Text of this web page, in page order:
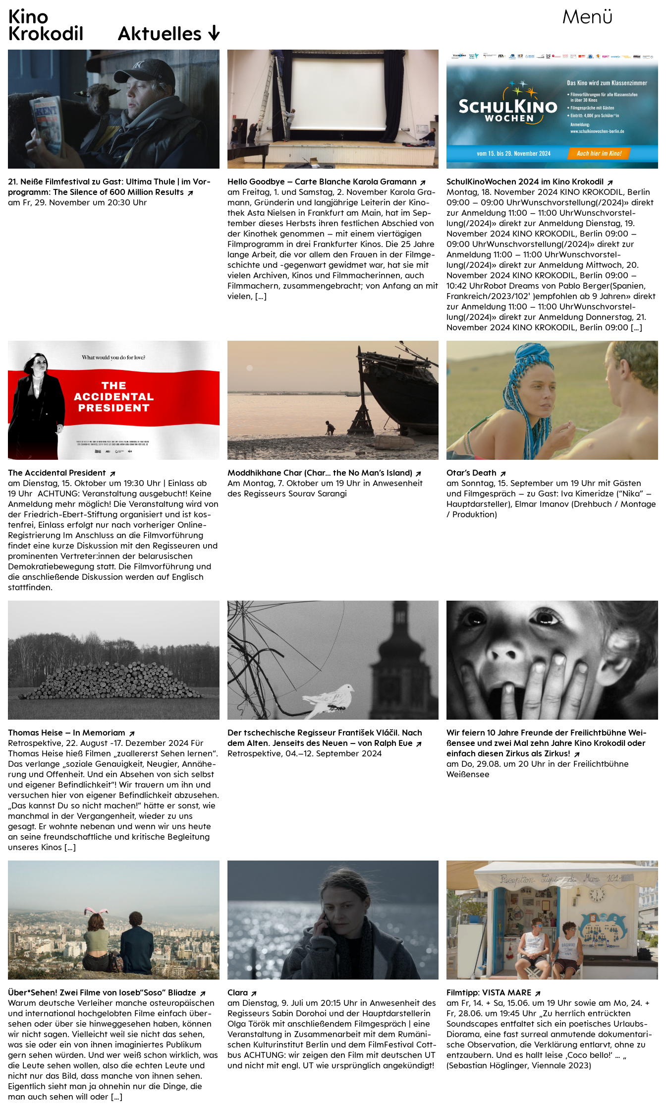
Kino
Krokodil Aktu­el­les
Menü
21. Nei­ße Film­fes­ti­val zu Gast: Ulti­ma Thu­le | im Vor­
pro­gramm: The Silence of 600 Mil­li­on Results
am Fr, 29. Novem­ber um 20:30 Uhr
Hel­lo Good­bye – Car­te Blan­che Karo­la Gramann
am Frei­tag, 1. und Sams­tag, 2. Novem­ber Karo­la Gra­
mann, Grün­de­rin und lang­jäh­ri­ge Lei­te­rin der Kino­
thek Asta Niel­sen in Frank­furt am Main, hat im Sep­
tem­ber die­ses Herbsts ihren fest­li­chen Abschied von
der Kino­thek genom­men – mit einem vier­tä­gi­gen
Film­pro­gramm in drei Frank­fur­ter Kinos. Die 25 Jah­re
lan­ge Arbeit, die vor allem den Frau­en in der Film­ge­
schich­te und ‑gegen­wart gewid­met war, hat sie mit
vie­len Archi­ven, Kinos und Film­ma­che­rin­nen, auch
Film­ma­chern, zusam­men­ge­bracht; von Anfang an mit
vielen, […]
Schul­Ki­no­Wo­chen 2024 im Kino Krokodil
Mon­tag, 18. Novem­ber 2024 KINO KRO­KO­DIL, Ber­lin
09:00 – 09:00 UhrWunsch­vor­stel­lung(/2024)» direkt
zur Anmel­dung 11:00 – 11:00 UhrWunsch­vor­stel­
lung(/2024)» direkt zur Anmel­dung Diens­tag, 19.
Novem­ber 2024 KINO KRO­KO­DIL, Ber­lin 09:00 –
09:00 UhrWunsch­vor­stel­lung(/2024)» direkt zur
Anmel­dung 11:00 – 11:00 UhrWunsch­vor­stel­
lung(/2024)» direkt zur Anmel­dung Mitt­woch, 20.
Novem­ber 2024 KINO KRO­KO­DIL, Ber­lin 09:00 –
10:42 Uhr­Ro­bot Dreams von Pablo Ber­ger(Spa­ni­en,
Frankreich/​​2023/​​102′ )emp­foh­len ab 9 Jah­ren» direkt
zur Anmel­dung 11:00 – 11:00 UhrWunsch­vor­stel­
lung(/2024)» direkt zur Anmel­dung Don­ners­tag, 21.
Novem­ber 2024 KINO KRO­KO­DIL, Ber­lin 09:00 […]
The Acci­den­tal President
am Diens­tag, 15. Okto­ber um 19:30 Uhr | Ein­lass ab
19 Uhr ACH­TUNG: Ver­an­stal­tung aus­ge­bucht! Kei­ne
Anmel­dung mehr mög­lich! Die Ver­an­stal­tung wird von
der Frie­d­­rich-Ebert-Sti­f­­tung orga­ni­siert und ist kos­
ten­frei, Ein­lass erfolgt nur nach vor­he­ri­ger Online-
Regis­trie­rung Im Anschluss an die Film­vor­füh­rung
fin­det eine kur­ze Dis­kus­si­on mit den Regis­seu­ren und
pro­mi­nen­ten Vertreter:innen der bela­ru­si­schen
Demo­kra­tie­be­we­gung statt. Die Film­vor­füh­rung und
die anschlie­ßen­de Dis­kus­si­on wer­den auf Eng­lisch
stattfinden.
Mod­dhik­ha­ne Char (Char… the No Man’s Island)
Am Mon­tag, 7. Okto­ber um 19 Uhr in Anwe­sen­heit
des Regis­seurs Sou­rav Sarangi
Otar’s Death
am Sonn­tag, 15. Sep­tem­ber um 19 Uhr mit Gäs­ten
und Film­ge­spräch – zu Gast: Iva Kime­r­id­ze (“Nika” –
Haupt­dar­stel­ler), Elmar Ima­nov (Dreh­buch / Mon­ta­ge
/ Produktion)
Tho­mas Hei­se – In Memoriam
Retro­spek­ti­ve, 22. August ‑17. Dezem­ber 2024 Für
Tho­mas Hei­se hieß Fil­men „zual­ler­erst Sehen ler­nen“.
Das ver­lan­ge „sozia­le Genau­ig­keit, Neu­gier, Annä­he­
rung und Offen­heit. Und ein Abse­hen von sich selbst
und eige­ner Befind­lich­keit“! Wir trau­ern um ihn und
ver­su­chen hier von eige­ner Befind­lich­keit abzu­se­hen.
„Das kannst Du so nicht machen!“ hät­te er sonst, wie
manch­mal in der Ver­gan­gen­heit, wie­der zu uns
gesagt. Er wohn­te neben­an und wenn wir uns heu­te
an sei­ne freund­schaft­li­che und kri­ti­sche Beglei­tung
unse­res Kinos […]
Der tsche­chi­sche Regis­seur Fran­tišek Vlá­čil. Nach
dem Alten. Jen­seits des Neu­en – von Ralph Eue
Retro­spek­ti­ve, 04.–12. Sep­tem­ber 2024
Wir fei­ern 10 Jah­re Freun­de der Frei­licht­büh­ne Wei­
ßen­see und zwei Mal zehn Jah­re Kino Kro­ko­dil oder
ein­fach die­sen Zir­kus als Zirkus!
am Do, 29.08. um 20 Uhr in der Frei­licht­büh­ne
Weißensee
Über*Sehen! Zwei Fil­me von Ioseb“Soso” Bliadze
War­um deut­sche Ver­lei­her man­che ost­eu­ro­päi­schen
und inter­na­tio­nal hoch­ge­lob­ten Fil­me ein­fach über­
se­hen oder über sie hin­weg­ge­se­hen haben, kön­nen
wir nicht sagen. Viel­leicht weil sie nicht das sehen,
was sie oder ein von ihnen ima­gi­nier­tes Publi­kum
gern sehen wür­den. Und wer weiß schon wirk­lich, was
die Leu­te sehen wol­len, also die ech­ten Leu­te und
nicht nur das Bild, dass man­che von ihnen sehen.
Eigent­lich sieht man ja ohne­hin nur die Din­ge, die
man auch sehen will oder […]
Cla­ra
am Diens­tag, 9. Juli um 20:15 Uhr in Anwe­sen­heit des
Regis­seurs Sabin Dorohoi und der Haupt­dar­stel­le­rin
Olga Tör­ök mit anschlie­ßen­dem Film­ge­spräch | eine
Ver­an­stal­tung in Zusam­men­ar­beit mit dem Rumä­ni­
schen Kul­tur­in­sti­tut Ber­lin und dem Film­Fes­ti­val Cott­
bus ACH­TUNG: wir zei­gen den Film mit deut­schen UT
und nicht mit engl. UT wie ursprüng­lich angekündigt!
Film­tipp: VIS­TA MARE
am Fr, 14. + Sa, 15.06. um 19 Uhr sowie am Mo, 24. +
Fr, 28.06. um 19:45 Uhr „Zu herr­lich ent­rück­ten
Sound­s­capes ent­fal­tet sich ein poe­ti­sches Urlaubs-
Dior­a­­ma, eine fast sur­re­al anmu­ten­de doku­men­ta­ri­
sche Obser­va­ti­on, die Ver­klä­rung ent­larvt, ohne zu
ent­zau­bern. Und es hallt lei­se ‚Coco bel­lo!‘ … „
(Sebas­ti­an Hög­lin­ger, Vien­na­le 2023)